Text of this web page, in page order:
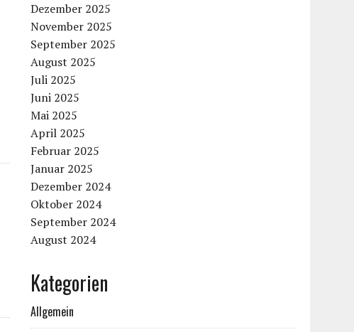
Dezember 2025
November 2025
September 2025
August 2025
Juli 2025
Juni 2025
Mai 2025
April 2025
Februar 2025
Januar 2025
Dezember 2024
Oktober 2024
September 2024
August 2024
Kategorien
Allgemein